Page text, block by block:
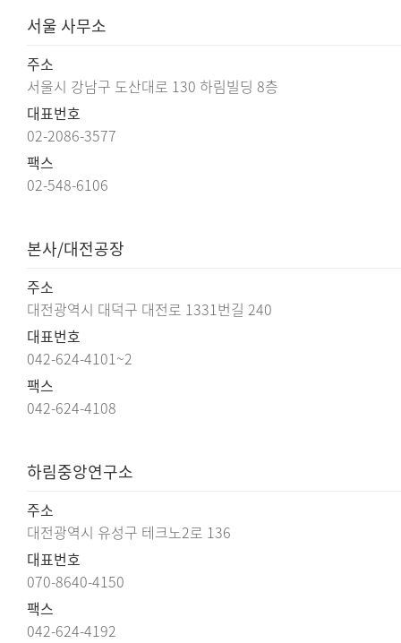
서울 사무소
주소
서울시 강남구 도산대로 130 하림빌딩 8층
대표번호
02-2086-3577
팩스
02-548-6106
본사/대전공장
주소
대전광역시 대덕구 대전로 1331번길 240
대표번호
042-624-4101~2
팩스
042-624-4108
하림중앙연구소
주소
대전광역시 유성구 테크노2로 136
대표번호
070-8640-4150
팩스
042-624-4192